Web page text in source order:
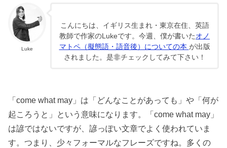
Luke
こんにちは、イギリス生まれ・東京在住、英語
教師で作家のLukeです。今週、僕が書いたオノ
マトペ（擬態語・語音後）についての本 が出版
されました。是非チェックしてみて下さい！
「come what may」は「どんなことがあっても」や「何が
起ころうと」という意味になります。「come what may」
は諺ではないですが、諺っぽい文章でよく使われていま
す。つまり、少々フォーマルなフレーズですね。多くの